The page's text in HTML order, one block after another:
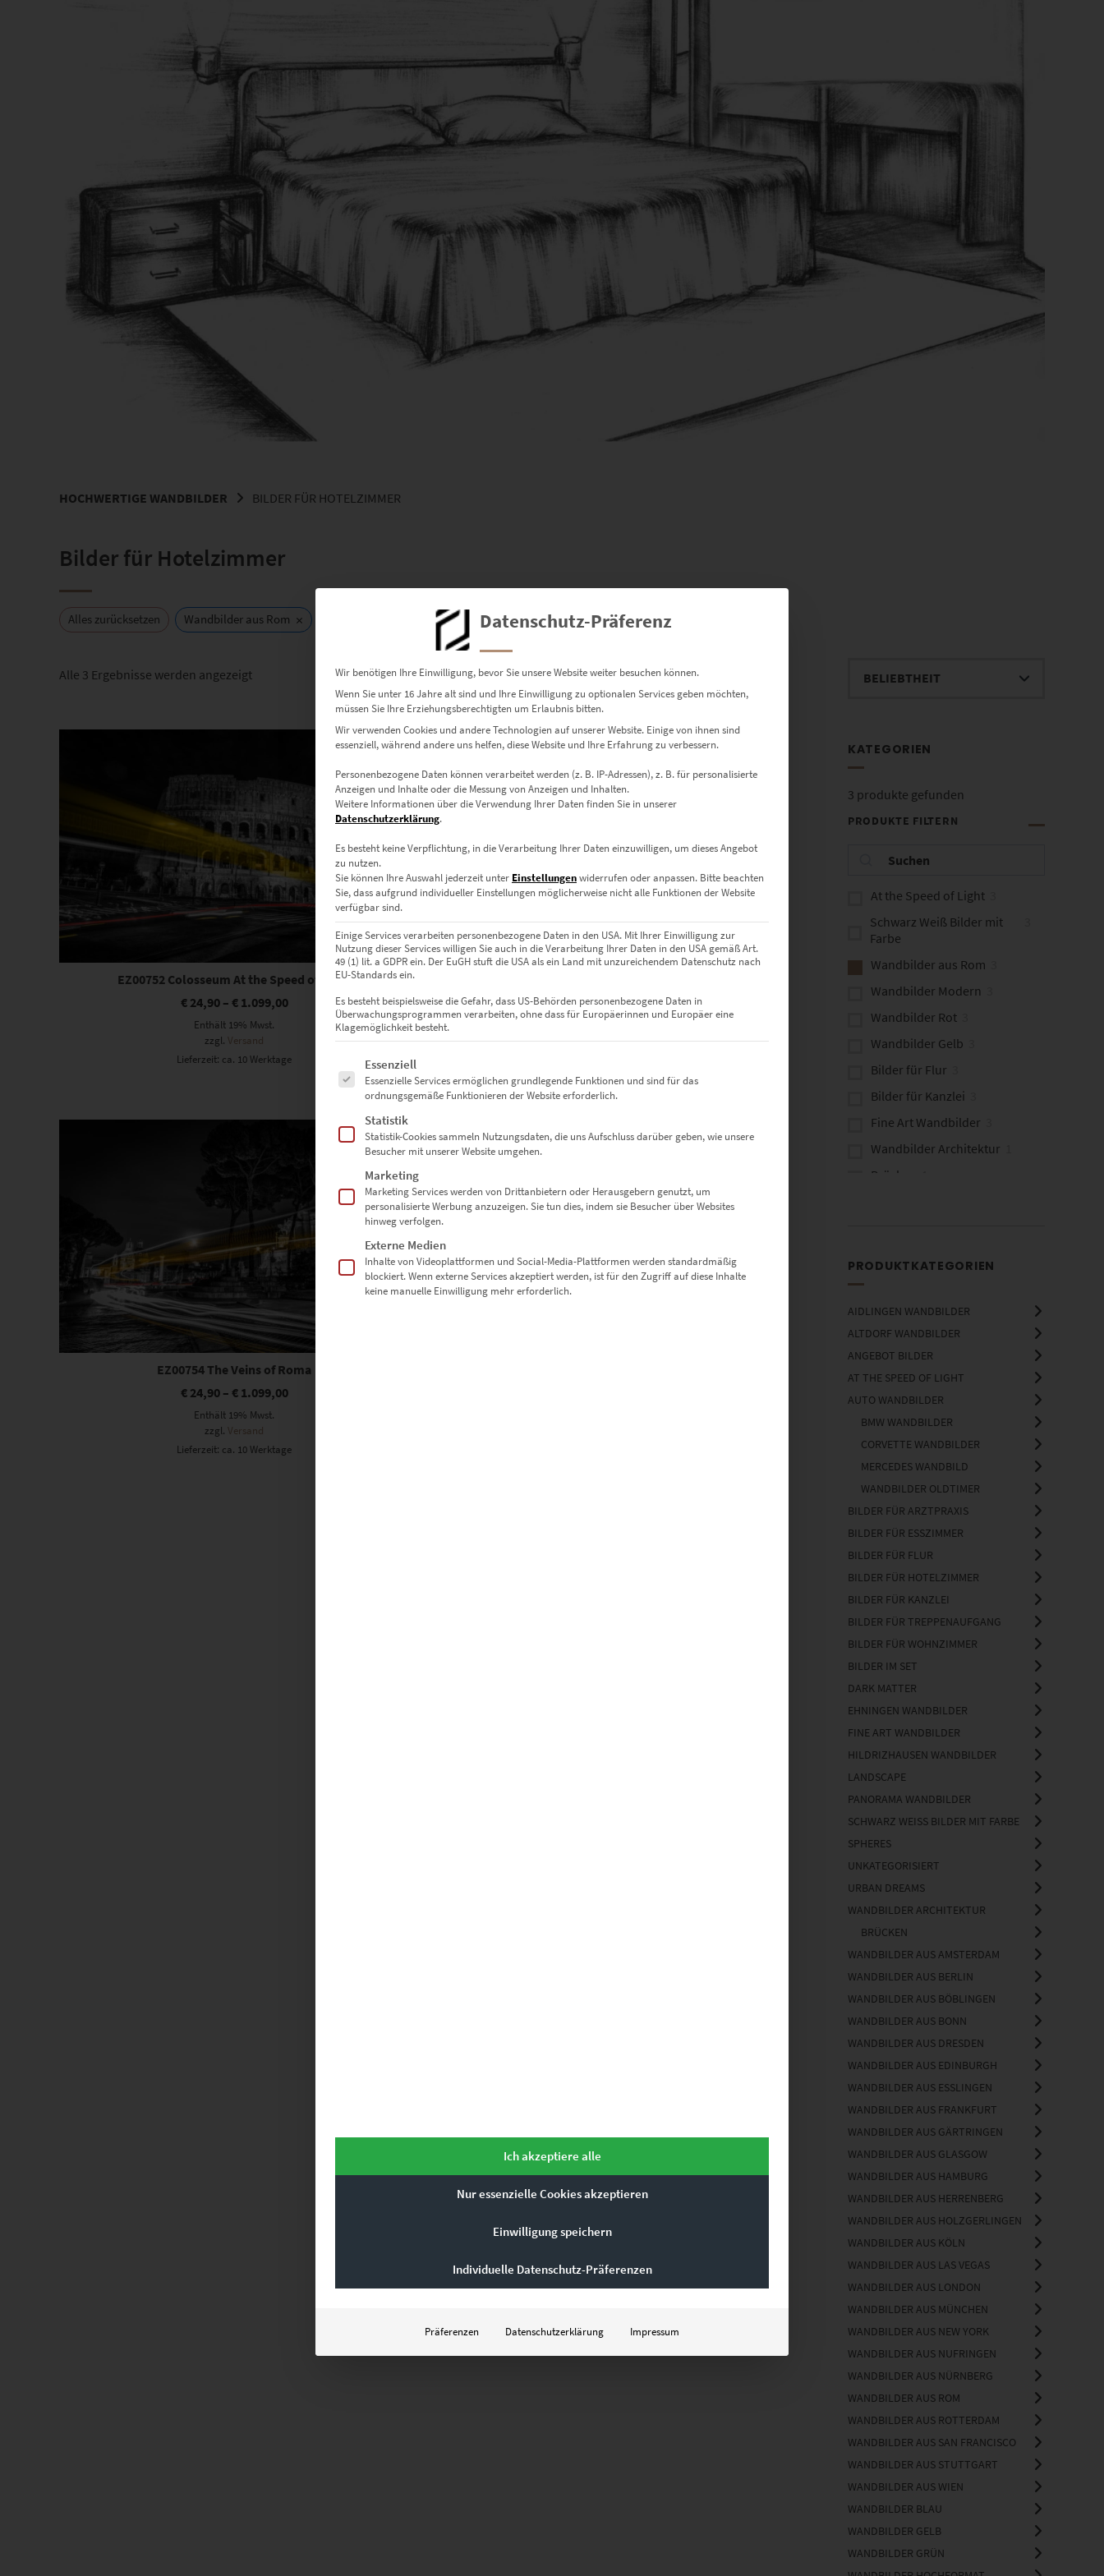
HOCHWERTIGE WANDBILDER BILDER FÜR HOTELZIMMER
Bilder für Hotelzimmer
Alles zurücksetzen Wandbilder aus Rom ×
Alle 3 Ergebnisse werden angezeigtNach
Dieses Produkt weist mehrere Varianten auf. Die Optionen können auf der Produktseite gewählt werden
EZ00752 Colosseum At the Speed of Light
€24,90– €1.099,00
Enthält 19% Mwst.
zzgl.Versand
Lieferzeit: ca. 10 Werktage
Dieses Produkt weist mehrere Varianten auf. Die Optionen können auf der Produktseite gewählt werden
€24,90–€1.099,00
Enthält 19% Mwst.
zzgl.Versand
Dieses Produkt weist mehrere Varianten auf. Die Optionen können auf der Produktseite gewählt werden
EZ00754 The Veins of Roma
€24,90– €1.099,00
Enthält 19% Mwst.
zzgl.Versand
Lieferzeit: ca. 10 Werktage
KATEGORIEN
3 produkte gefunden
PRODUKTE FILTERN
At the Speed of Light
Schwarz Weiß Bilder mit
Farbe
Wandbilder aus Rom
Wandbilder Modern
Wandbilder Rot
Wandbilder Gelb
Bilder für Flur
Bilder für Kanzlei
Fine Art Wandbilder
Wandbilder Architektur
Brücken
PRODUKTKATEGORIEN
AIDLINGEN WANDBILDER
ALTDORF WANDBILDER
ANGEBOT BILDER
AT THE SPEED OF LIGHT
AUTO WANDBILDER
BMW WANDBILDER
CORVETTE WANDBILDER
MERCEDES WANDBILD
WANDBILDER OLDTIMER
BILDER FÜR ARZTPRAXIS
BILDER FÜR ESSZIMMER
BILDER FÜR FLUR
BILDER FÜR HOTELZIMMER
BILDER FÜR KANZLEI
BILDER FÜR TREPPENAUFGANG
BILDER FÜR WOHNZIMMER
BILDER IM SET
DARK MATTER
EHNINGEN WANDBILDER
FINE ART WANDBILDER
HILDRIZHAUSEN WANDBILDER
LANDSCAPE
PANORAMA WANDBILDER
SCHWARZ WEISS BILDER MIT FARBE
SPHERES
UNKATEGORISIERT
URBAN DREAMS
WANDBILDER ARCHITEKTUR
BRÜCKEN
WANDBILDER AUS AMSTERDAM
WANDBILDER AUS BERLIN
WANDBILDER AUS BÖBLINGEN
WANDBILDER AUS BONN
WANDBILDER AUS DRESDEN
WANDBILDER AUS EDINBURGH
WANDBILDER AUS ESSLINGEN
WANDBILDER AUS FRANKFURT
WANDBILDER AUS GÄRTRINGEN
WANDBILDER AUS GLASGOW
WANDBILDER AUS HAMBURG
WANDBILDER AUS HERRENBERG
WANDBILDER AUS HOLZGERLINGEN
WANDBILDER AUS KÖLN
WANDBILDER AUS LAS VEGAS
WANDBILDER AUS LONDON
WANDBILDER AUS MÜNCHEN
WANDBILDER AUS NEW YORK
WANDBILDER AUS NUFRINGEN
WANDBILDER AUS NÜRNBERG
WANDBILDER AUS ROM
WANDBILDER AUS ROTTERDAM
WANDBILDER AUS SAN FRANCISCO
WANDBILDER AUS STUTTGART
WANDBILDER AUS WIEN
WANDBILDER BLAU
WANDBILDER GELB
WANDBILDER GRÜN
Datenschutz-Präferenz
Wir benötigen Ihre Einwilligung, bevor Sie unsere Website weiter besuchen können.
Wenn Sie unter 16 Jahre alt sind und Ihre Einwilligung zu optionalen Services geben möchten,
müssen Sie Ihre Erziehungsberechtigten um Erlaubnis bitten.
Wir verwenden Cookies und andere Technologien auf unserer Website. Einige von ihnen sind
essenziell, während andere uns helfen, diese Website und Ihre Erfahrung zu verbessern.
Personenbezogene Daten können verarbeitet werden (z. B. IP-Adressen), z. B. für personalisierte
Anzeigen und Inhalte oder die Messung von Anzeigen und Inhalten.
Weitere Informationen über die Verwendung Ihrer Daten finden Sie in unserer
Datenschutzerklärung.
Es besteht keine Verpflichtung, in die Verarbeitung Ihrer Daten einzuwilligen, um dieses Angebot
zu nutzen.
Sie können Ihre Auswahl jederzeit unter Einstellungenwiderrufen oder anpassen. Bitte beachten
Sie, dass aufgrund individueller Einstellungen möglicherweise nicht alle Funktionen der Website
verfügbar sind.
Einige Services verarbeiten personenbezogene Daten in den USA. Mit Ihrer Einwilligung zur
Nutzung dieser Services willigen Sie auch in die Verarbeitung Ihrer Daten in den USA gemäß Art.
49 (1) lit. a GDPR ein. Der EuGH stuft die USA als ein Land mit unzureichendem Datenschutz nach
EU-Standards ein.
Es besteht beispielsweise die Gefahr, dass US-Behörden personenbezogene Daten in
Überwachungsprogrammen verarbeiten, ohne dass für Europäerinnen und Europäer eine
Klagemöglichkeit besteht.
Es folgt eine Liste der Service-Gruppen, für die eine Einwilligung erteilt werden kann. Die erste Service-Gruppe ist essenziell und kann nicht
Essenziell
Essenzielle Services ermöglichen grundlegende Funktionen und sind für das
ordnungsgemäße Funktionieren der Website erforderlich.
Statistik
Statistik-Cookies sammeln Nutzungsdaten, die uns Aufschluss darüber geben, wie unsere
Besucher mit unserer Website umgehen.
Marketing
Marketing Services werden von Drittanbietern oder Herausgebern genutzt, um
personalisierte Werbung anzuzeigen. Sie tun dies, indem sie Besucher über Websites
hinweg verfolgen.
Externe Medien
Inhalte von Videoplattformen und Social-Media-Plattformen werden standardmäßig
blockiert. Wenn externe Services akzeptiert werden, ist für den Zugriff auf diese Inhalte
keine manuelle Einwilligung mehr erforderlich.
Ich akzeptiere alle
Nur essenzielle Cookies akzeptieren
Einwilligung speichern
Individuelle Datenschutz-Präferenzen
Präferenzen Datenschutzerklärung Impressum